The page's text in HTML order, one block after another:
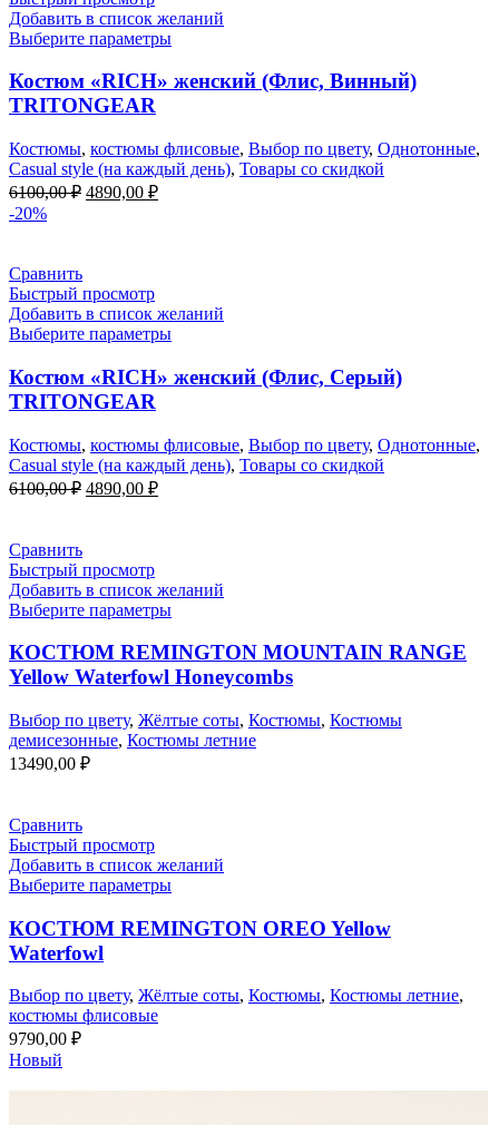
Добавить в список желаний
Выберите параметры
Костюм «RICH» женский (Флис, Винный)
TRITONGEAR
Костюмы, костюмы флисовые, Выбор по цвету, Однотонные,
Casual style (на каждый день), Товары со скидкой
6100,00₽ Первоначальная
4890,00 ₽Текущая
-20%
Сравнить
Быстрый просмотр
Добавить в список желаний
Выберите параметры
Костюм «RICH» женский (Флис, Серый)
TRITONGEAR
Костюмы, костюмы флисовые, Выбор по цвету, Однотонные,
Casual style (на каждый день), Товары со скидкой
6100,00₽ Первоначальная
4890,00 ₽Текущая
Сравнить
Быстрый просмотр
Добавить в список желаний
Выберите параметры
КОСТЮМ REMINGTON MOUNTAIN RANGE
Yellow Waterfowl Honeycombs
Выбор по цвету, Жёлтые соты, Костюмы, Костюмы
демисезонные, Костюмы летние
13490,00 ₽
Сравнить
Быстрый просмотр
Добавить в список желаний
Выберите параметры
КОСТЮМ REMINGTON OREO Yellow
Waterfowl
Выбор по цвету, Жёлтые соты, Костюмы, Костюмы летние,
костюмы флисовые
9790,00 ₽
Новый